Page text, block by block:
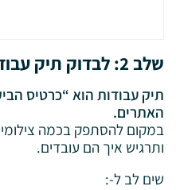
שלב 2: לבדוק תיק עבודות אמיתי
תיק עבודות הוא “כרטיס
האתרים.
במקום להסתפק בכמה
ותרגיש איך הם עובדים.
שים לב ל-: